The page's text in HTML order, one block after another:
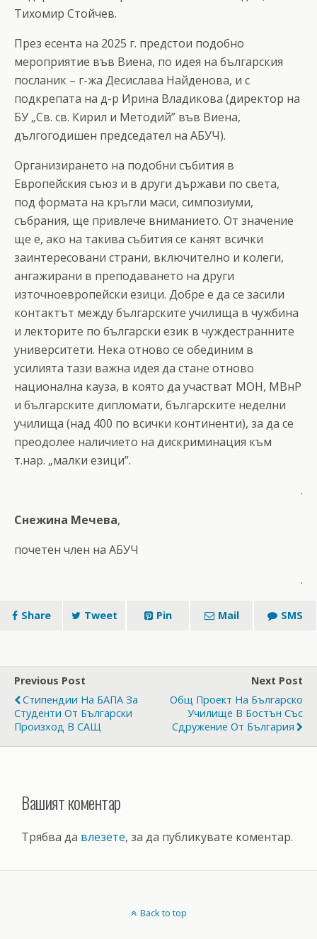
Тихомир Стойчев.
През есента на 2025 г. предстои подобно
мероприятие във Виена, по идея на българския
посланик – г-жа Десислава Найденова, и с
подкрепата на д-р Ирина Владикова (директор на
БУ „Св. св. Кирил и Методий” във Виена,
дългогодишен председател на АБУЧ).
Организирането на подобни събития в
Европейския съюз и в други държави по света,
под формата на кръгли маси, симпозиуми,
събрания, ще привлече вниманието. От значение
ще е, ако на такива събития се канят всички
заинтересовани страни, включително и колеги,
ангажирани в преподаването на други
източноевропейски езици. Добре е да се засили
контактът между българските училища в чужбина
и лекторите по български език в чуждестранните
университети. Нека отново се обединим в
усилията тази важна идея да стане отново
национална кауза, в която да участват МОН, МВнР
и българските дипломати, българските неделни
училища (над 400 по всички континенти), за да се
преодолее наличието на дискриминация към
т.нар. „малки езици”.
.
Снежина Мечева,
почетен член на АБУЧ
.
Share Tweet Pin Mail SMS
Previous Post
Стипендии На БАПА За
Студенти От Български
Произход В САЩ
Next Post
Общ Проект На Българско
Училище В Бостън Със
Сдружение От България
Вашият коментар
Трябва да влезете, за да публикувате коментар.
Back to top